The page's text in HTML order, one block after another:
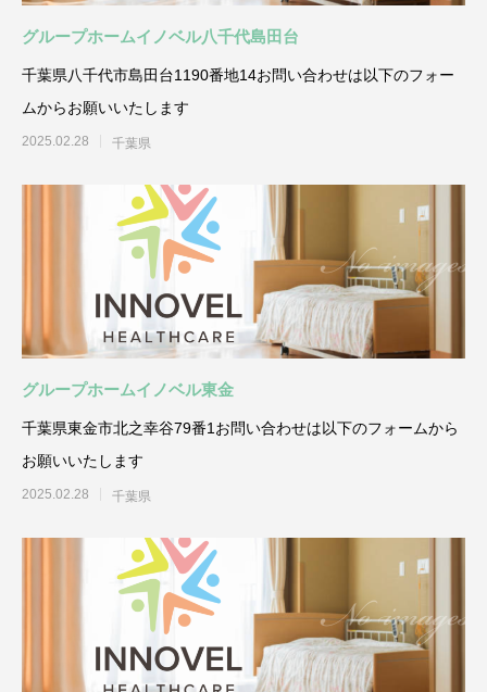
グループホームイノベル八千代島田台
千葉県八千代市島田台1190番地14お問い合わせは以下のフォー
ムからお願いいたします
2025.02.28 千葉県
グループホームイノベル東金
千葉県東金市北之幸谷79番1お問い合わせは以下のフォームから
お願いいたします
2025.02.28 千葉県